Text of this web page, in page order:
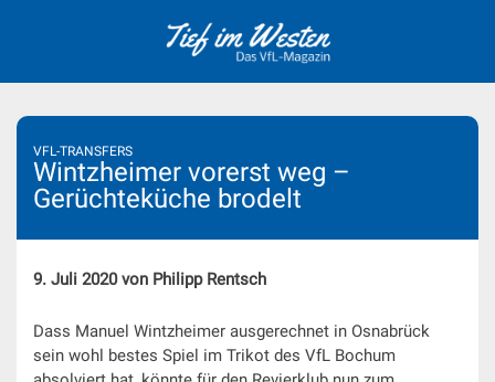
VFL-TRANSFERS
Wintzheimer vorerst weg –
Gerüchteküche brodelt
9. Juli 2020 von Philipp Rentsch
Dass Manuel Wintzheimer ausgerechnet in Osnabrück
sein wohl bestes Spiel im Trikot des VfL Bochum